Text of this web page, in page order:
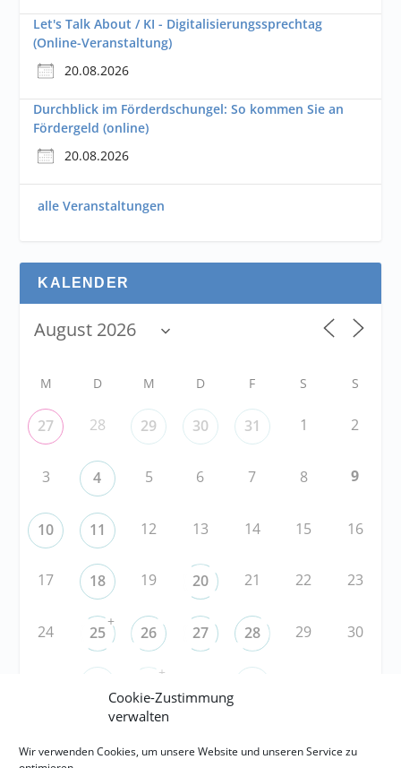
Cookie-Zustimmung
verwalten
Wir verwenden Cookies, um unsere Website und unseren Service zu
Let's Talk About / KI - Digitalisierungssprechtag
(Online-Veranstaltung)
20.08.2026
Durchblick im Förderdschungel: So kommen Sie an
Fördergeld (online)
20.08.2026
alle Veranstaltungen
KALENDER
M D M D F S S
27 28 29 30 31 1 2
3 4 5 6 7 8 9
10 11 12 13 14 15 16
17 18 19 20 21 22 23
24 25
+
26 27 28 29 30
+
RSS